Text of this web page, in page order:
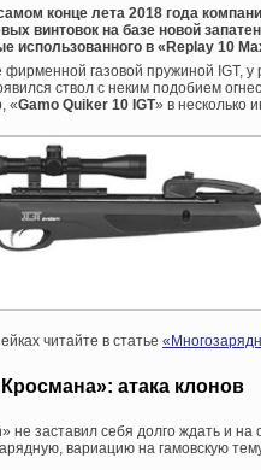
конце лета 2018 года
винтовок на базе новой
использованного в «Replay 10
газовой пружиной IGT, у
ствол с неким подобием
«Gamo Quiker 10 IGT» в несколько
читайте в статье
атака клонов
не заставил себя долго ждать и
вариацию на гамовскую